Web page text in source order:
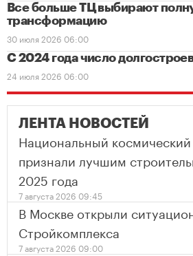
Все больше ТЦ выбирают
трансформацию
30 июля 2026 06:00
С 2024 года число
24 июля 2026 06:00
ЛЕНТА НОВОСТЕЙ
Национальный
признали лучшим
2025 года
7 августа 2026 09:45
В Москве открыли
Стройкомплекса
7 августа 2026 09:00